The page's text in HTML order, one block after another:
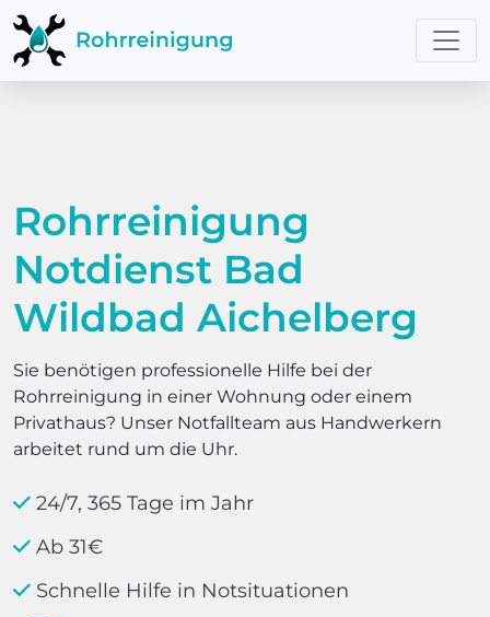
Rohrreinigung
Notdienst Bad
Wildbad Aichelberg
Sie benötigen professionelle Hilfe bei der
Rohrreinigung in einer Wohnung oder einem
Privathaus? Unser Notfallteam aus Handwerkern
arbeitet rund um die Uhr.
24/7, 365 Tage im Jahr
Ab 31€
Schnelle Hilfe in Notsituationen